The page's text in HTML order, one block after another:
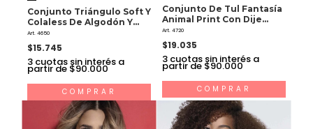
Conjunto Triángulo Soft Y
Colaless De Algodón Y
Lycra
Art. 4650
$15.745
3 cuotas sin interés a
partir de $90.000
COMPRAR
Conjunto De Tul Fantasía
Animal Print Con Dije
Personalizado. Corpiño
Regula
Art. 4720
$19.035
3 cuotas sin interés a
partir de $90.000
COMPRAR